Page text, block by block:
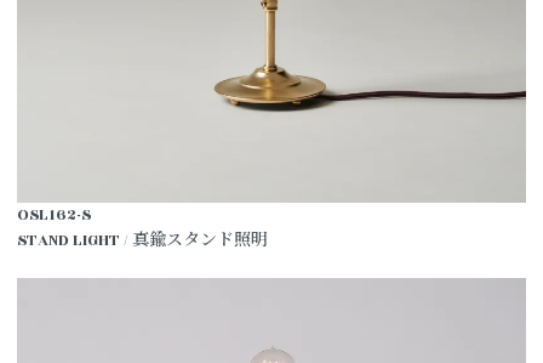
OSL162-S
STAND LIGHT / 真鍮スタンド照明